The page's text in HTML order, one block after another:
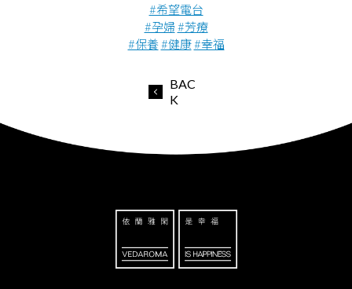
#希望電台
#孕婦 #芳療
#保養#健康#幸福
BAC
K